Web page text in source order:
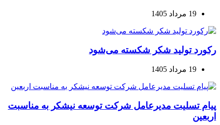
19 مرداد 1405
رکورد تولید شکر شکسته می‌شود
19 مرداد 1405
پیام تسلیت مدیرعامل شرکت توسعه نیشکر به مناسبت
اربعین